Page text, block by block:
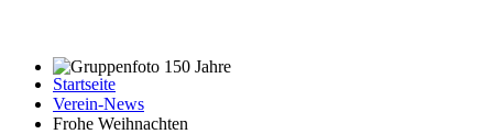
Gruppenfoto 150 Jahre
Startseite
Verein-News
Frohe Weihnachten